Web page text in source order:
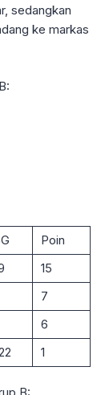
sedangkan
ke markas
Poin
15
7
6
1